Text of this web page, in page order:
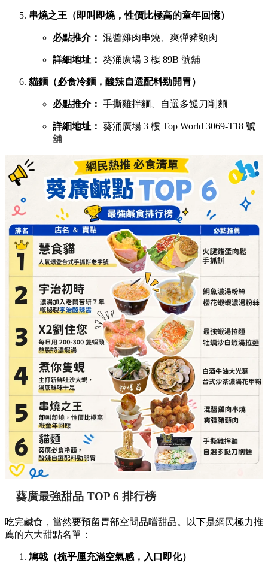
串燒之王（即叫即燒，性價比極高的童年回憶）
必點推介： 混醬雞肉串燒、爽彈豬頸肉
詳細地址： 葵涌廣場 3 樓 89B 號舖
貓麵（必食冷麵，酸辣自選配料勁開胃）
必點推介： 手撕雞拌麵、自選多餸刀削麵
詳細地址： 葵涌廣場 3 樓 Top World 3069-T18 號
舖
葵廣最強甜品 TOP 6 排行榜
吃完鹹食，當然要預留胃部空間品嚐甜品。以下是網民極力推
薦的六大甜點名單：
鳩戟（梳乎厘充滿空氣感，入口即化）